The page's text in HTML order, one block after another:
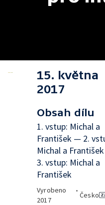
15. května
2017
Obsah dílu
1. vstup: Michal a
František — 2.
Michal a
3. vstup: Michal a
František
Vyrobeno
2017
•
Česko